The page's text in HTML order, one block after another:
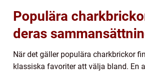
Populära
deras
När det gäller populära charkbrickor
klassiska favoriter att välja bland. En